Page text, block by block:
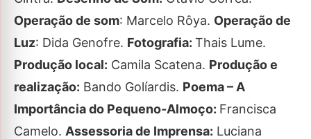
Operação de som: Marcelo Rôya. Operação de
Luz: Dida Genofre. Fotografia: Thais Lume.
Produção local: Camila Scatena. Produção e
realização: Bando Golíardis. Poema – A
Importância do Pequeno-Almoço: Francisca
Camelo. Assessoria de Imprensa: Luciana